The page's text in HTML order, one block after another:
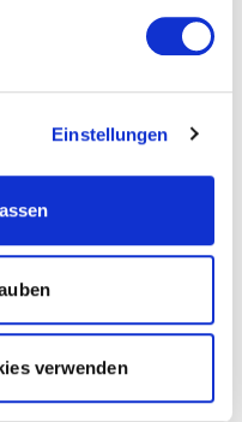
Einstellungen
verwenden